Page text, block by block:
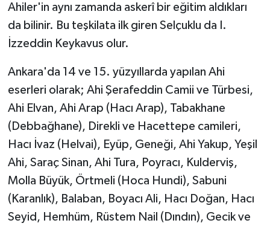
Ahiler'in aynı zamanda askerî bir eğitim aldıkları
da bilinir. Bu teşkilata ilk giren Selçuklu da I.
İzzeddin Keykavus olur.
Ankara'da 14 ve 15. yüzyıllarda yapılan Ahi
eserleri olarak; Ahi Şerafeddin Camii ve Türbesi,
Ahi Elvan, Ahi Arap (Hacı Arap), Tabakhane
(Debbağhane), Direkli ve Hacettepe camileri,
Hacı İvaz (Helvai), Eyüp, Geneği, Ahi Yakup, Yeşil
Ahi, Saraç Sinan, Ahi Tura, Poyracı, Kulderviş,
Molla Büyük, Örtmeli (Hoca Hundi), Sabuni
(Karanlık), Balaban, Boyacı Ali, Hacı Doğan, Hacı
Seyid, Hemhüm, Rüstem Nail (Dındın), Gecik ve